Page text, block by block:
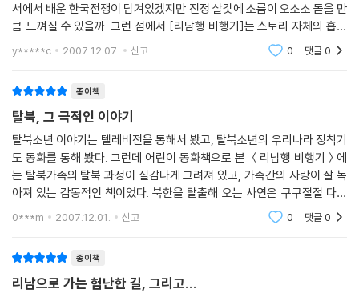
서에서 배운 한국전쟁이 담겨있겠지만 진정 살갗에 소름이 오소소 돋을 만
큼 느껴질 수 있을까. 그런 점에서 [리남행 비행기]는 스토리 자체의 흡입
력은 물론 탈북자에 대한 시각과 관심을 재삼 일깨우고 있다는 데 매우 만
족하는 청소년
y*****c 2007.12.07. 신고 0 댓글0
종이책
탈북, 그 극적인 이야기
탈북소년 이야기는 텔레비전을 통해서 봤고, 탈북소년의 우리나라 정착기
도 동화를 통해 봤다. 그런데 어린이 동화책으로 본 ＜리남행 비행기＞에
는 탈북가족의 탈북 과정이 실감나게 그려져 있고, 가족간의 사랑이 잘 녹
아져 있는 감동적인 책이었다. 북한을 탈출해 오는 사연은 구구절절 다양
하겠지만 어쩔 수 없이 정붙이고 살던 곳을 등지고 떠나는 마음이 오죽할
0***m 2007.12.01. 신고 0 댓글0
종이책
리남으로 가는 험난한 길, 그리고...